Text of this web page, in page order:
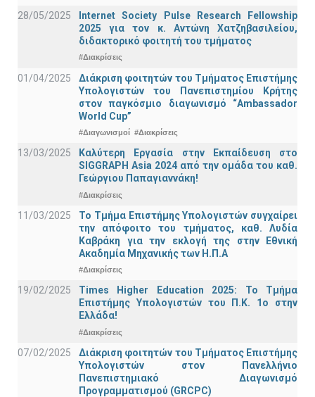
28/05/2025
Internet Society Pulse Research Fellowship
2025 για τον κ. Αντώνη Χατζηβασιλείου,
διδακτορικό φοιτητή του τμήματος
#Διακρίσεις
01/04/2025
Διάκριση φοιτητών του Τμήματος Επιστήμης
Υπολογιστών του Πανεπιστημίου Κρήτης
στον παγκόσμιο διαγωνισμό “Ambassador
World Cup”
#Διαγωνισμοί #Διακρίσεις
13/03/2025
Καλύτερη Εργασία στην Εκπαίδευση στο
SIGGRAPH Asia 2024 από την ομάδα του καθ.
Γεώργιου Παπαγιαννάκη!
#Διακρίσεις
11/03/2025
Το Τμήμα Επιστήμης Υπολογιστών συγχαίρει
την απόφοιτο του τμήματος, καθ. Λυδία
Καβράκη για την εκλογή της στην Εθνική
Ακαδημία Μηχανικής των Η.Π.Α
#Διακρίσεις
19/02/2025
Times Higher Education 2025: Το Τμήμα
Επιστήμης Υπολογιστών του Π.Κ. 1ο στην
Ελλάδα!
#Διακρίσεις
07/02/2025
Διάκριση φοιτητών του Τμήματος Επιστήμης
Υπολογιστών στον Πανελλήνιο
Πανεπιστημιακό Διαγωνισμό
Προγραμματισμού (GRCPC)